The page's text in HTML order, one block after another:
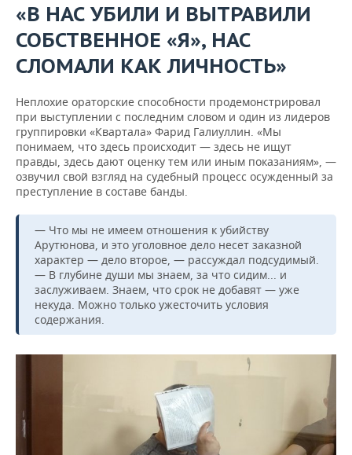
«В НАС УБИЛИ И ВЫТРАВИЛИ
СОБСТВЕННОЕ «Я», НАС
СЛОМАЛИ КАК ЛИЧНОСТЬ»
Неплохие ораторские способности продемонстрировал
при выступлении с последним словом и один из лидеров
группировки «Квартала» Фарид Галиуллин. «Мы
понимаем, что здесь происходит — здесь не ищут
правды, здесь дают оценку тем или иным показаниям», —
озвучил свой взгляд на судебный процесс осужденный за
преступление в составе банды.
— Что мы не имеем отношения к убийству
Арутюнова, и это уголовное дело несет заказной
характер — дело второе, — рассуждал подсудимый.
— В глубине души мы знаем, за что сидим... и
заслуживаем. Знаем, что срок не добавят — уже
некуда. Можно только ужесточить условия
содержания.